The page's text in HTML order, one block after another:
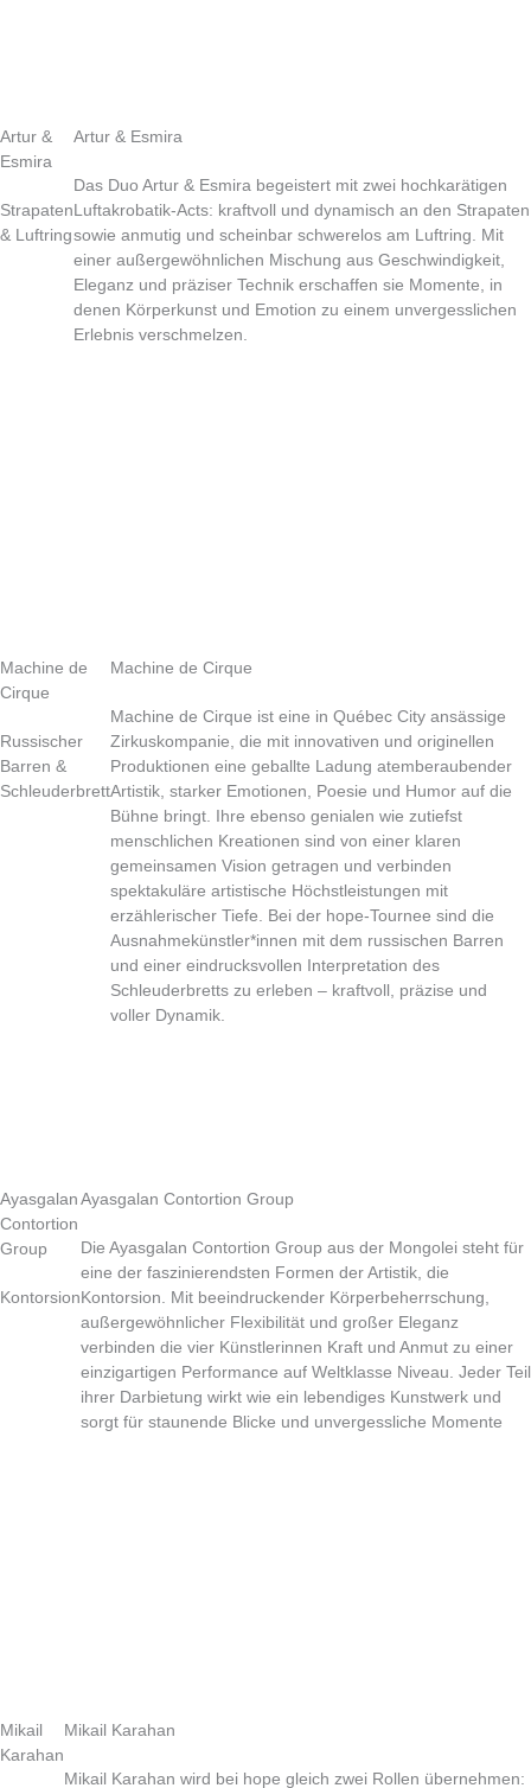
Artur &
Esmira
Strapaten
& Luftring
Artur & Esmira
Das Duo Artur & Esmira begeistert mit zwei hochkarätigen
Luftakrobatik-Acts: kraftvoll und dynamisch an den Strapaten
sowie anmutig und scheinbar schwerelos am Luftring. Mit
einer außergewöhnlichen Mischung aus Geschwindigkeit,
Eleganz und präziser Technik erschaffen sie Momente, in
denen Körperkunst und Emotion zu einem unvergesslichen
Erlebnis verschmelzen.
Machine de
Cirque
Russischer
Barren &
Schleuderbrett
Machine de Cirque
Machine de Cirque ist eine in Québec City ansässige
Zirkuskompanie, die mit innovativen und originellen
Produktionen eine geballte Ladung atemberaubender
Artistik, starker Emotionen, Poesie und Humor auf die
Bühne bringt. Ihre ebenso genialen wie zutiefst
menschlichen Kreationen sind von einer klaren
gemeinsamen Vision getragen und verbinden
spektakuläre artistische Höchstleistungen mit
erzählerischer Tiefe. Bei der hope-Tournee sind die
Ausnahmekünstler*innen mit dem russischen Barren
und einer eindrucksvollen Interpretation des
Schleuderbretts zu erleben – kraftvoll, präzise und
voller Dynamik.
Ayasgalan
Contortion
Group
Kontorsion
Ayasgalan Contortion Group
Die Ayasgalan Contortion Group aus der Mongolei steht für
eine der faszinierendsten Formen der Artistik, die
Kontorsion. Mit beeindruckender Körperbeherrschung,
außergewöhnlicher Flexibilität und großer Eleganz
verbinden die vier Künstlerinnen Kraft und Anmut zu einer
einzigartigen Performance auf Weltklasse Niveau. Jeder Teil
ihrer Darbietung wirkt wie ein lebendiges Kunstwerk und
sorgt für staunende Blicke und unvergessliche Momente
Mikail
Karahan
Mikail Karahan
Mikail Karahan wird bei hope gleich zwei Rollen übernehmen: